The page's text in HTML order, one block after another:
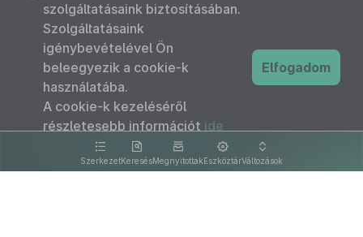
SzerkezetKeresésMegnyitottakEszköztárVáltozások
szolgáltatásaink biztosításában.
Szolgáltatásaink
igénybevételével Ön
beleegyezik a cookie-k
használatába.
A cookie-k kezeléséről
részletesebb információt ide
kattintva olvashat.
Elfogadom